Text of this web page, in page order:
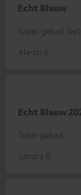
Echt Blauw
Super geluid,
Martin E.
Echt Blauw
Toller geluid
Sandra B.